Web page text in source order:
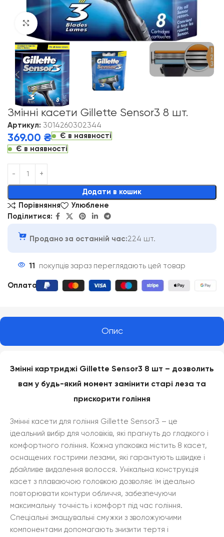
Click to enlarge
Змінні касети Gillette Sensor3 8 шт.
Артикул: 3014260302344
369.00 ₴
Є в наявності
Є в наявності
Додати в кошик
Alternative:
Порівняння
Улюблене
Поділитися:
Продано за останній час:224 шт.
11 покупців зараз переглядають цей товар
Оплата
Опис
Змінні картриджі Gillette Sensor3 8 шт – дозволить
вам у будь-який момент замінити старі леза та
прискорити гоління
Змінні касети для гоління Gillette Sensor3 – це
ідеальний вибір для чоловіків, які прагнуть до гладкого і
комфортного гоління. Кожна упаковка містить 8 касет,
оснащених гострими лезами, які гарантують швидке і
дбайливе видалення волосся. Унікальна конструкція
касет з плаваючою головкою дозволяє їм ідеально
повторювати контури обличчя, забезпечуючи
максимальну точність і комфорт під час гоління.
Спеціальні змащувальні смужки з зволожуючими
компонентами допомагають знизити тертя і